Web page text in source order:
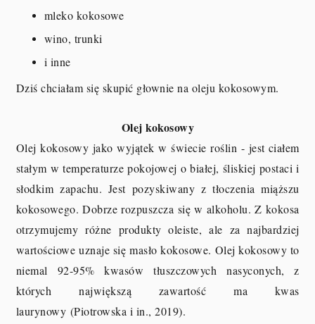
mleko kokosowe
wino, trunki
i inne
Dziś chciałam się skupić głownie na oleju kokosowym.
Olej kokosowy
Olej kokosowy jako wyjątek w świecie roślin - jest ciałem
stałym w temperaturze pokojowej o białej, śliskiej postaci i
słodkim zapachu. Jest pozyskiwany z tłoczenia miąższu
kokosowego. Dobrze rozpuszcza się w alkoholu. Z kokosa
otrzymujemy różne produkty oleiste, ale za najbardziej
wartościowe uznaje się masło kokosowe. Olej kokosowy to
niemal 92-95% kwasów tłuszczowych nasyconych, z
których największą zawartość ma kwas
laurynowy (Piotrowska i in., 2019).